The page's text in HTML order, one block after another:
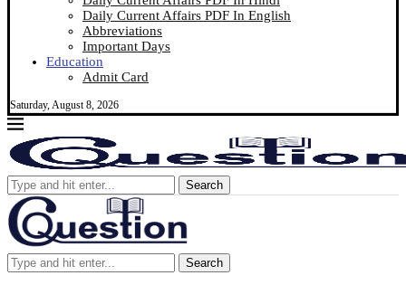
Daily Current Affairs PDF In English
Abbreviations
Important Days
Education
Admit Card
Saturday, August 8, 2026
Search
Search